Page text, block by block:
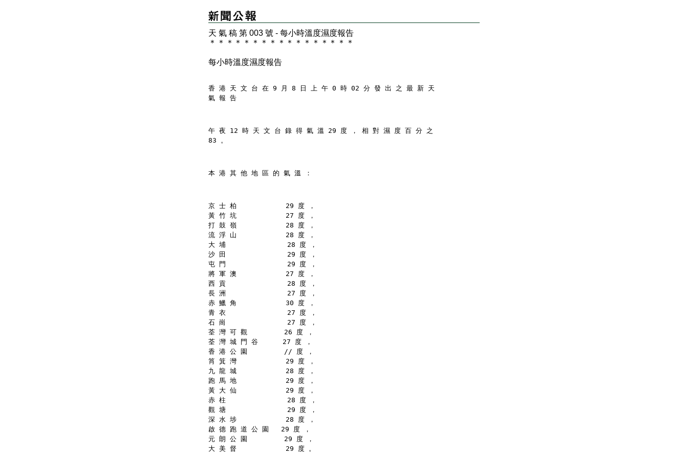
天 氣 稿 第 003 號 - 每小時溫度濕度報告
＊
＊ ＊ ＊ ＊ ＊ ＊ ＊ ＊ ＊ ＊ ＊ ＊ ＊ ＊ ＊ ＊
每小時溫度濕度報告
香 港 天 文 台 在 9 月 8 日 上 午 0 時 02 分 發 出 之 最 新 天
氣 報 告
午 夜 12 時 天 文 台 錄 得 氣 溫 29 度 ， 相 對 濕 度 百 分 之
83 。
本 港 其 他 地 區 的 氣 溫 ：
京 士 柏            29 度 ，
黃 竹 坑            27 度 ，
打 鼓 嶺            28 度 ，
流 浮 山            28 度 ，
大 埔               28 度 ，
沙 田               29 度 ，
屯 門               29 度 ，
將 軍 澳            27 度 ，
西 貢               28 度 ，
長 洲               27 度 ，
赤 鱲 角            30 度 ，
青 衣               27 度 ，
石 崗               27 度 ，
荃 灣 可 觀         26 度 ，
荃 灣 城 門 谷      27 度 ，
香 港 公 園         // 度 ，
筲 箕 灣            29 度 ，
九 龍 城            28 度 ，
跑 馬 地            29 度 ，
黃 大 仙            29 度 ，
赤 柱               28 度 ，
觀 塘               29 度 ，
深 水 埗            28 度 ，
啟 德 跑 道 公 園   29 度 ，
元 朗 公 園         29 度 ，
大 美 督            29 度 。